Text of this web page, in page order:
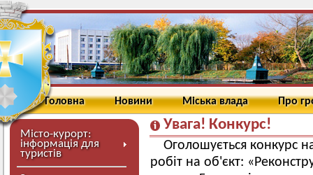
Головна Новини Міська влада Про
Місто-курорт:
інформація для
туристів
Увага! Конкурс!
Оголошується конкурс
робіт на об'єкт: